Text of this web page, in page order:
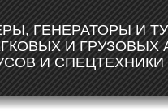
ГЕНЕРАТОРЫ И
И ГРУЗОВЫХ
И СПЕЦТЕХНИКИ